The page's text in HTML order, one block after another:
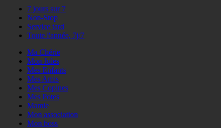
7 jours sur 7
Non-Stop
Service tard
Toute l'année, 7j/7
Ma Chérie
Mon Jules
Mes Enfants
Mes Amis
Mes Copines
Mes Potes
Mamie
Mon association
Mon boss